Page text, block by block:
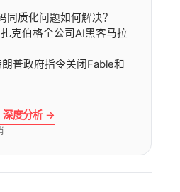
同质化问题如何解决？
克伯格全公司AI黑客马拉
普政府指令关闭Fable和
深度分析 →